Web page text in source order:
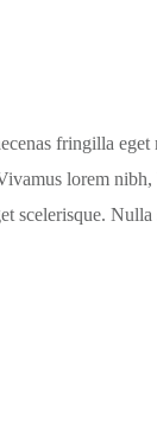
fringilla
lorem
scelerisque.